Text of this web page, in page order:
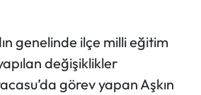
genelinde ilçe milli eğitim
değişiklikler
görev yapan Aşkın